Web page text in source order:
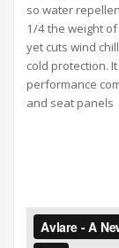
so water
1/4 the weight
yet cuts wind
cold protection.
performance
and seat panels